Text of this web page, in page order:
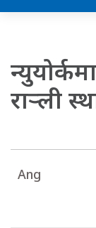
रार्‍ली
Ang